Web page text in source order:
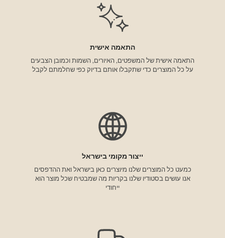
התאמה אישית
התאמה אישית של המשפטים, האיורים, השמות וכמובן הצבעים
על כל המוצרים כדי שתקבלו אותם בדיוק כפי שחלמתם לקבל
ייצור מקומי בישראל
כמעט כל המוצרים שלנו מיוצרים כאן בישראל ואת ההדפסים
אנו עושים בסטודיו שלנו בקריות מה שמבטיח שכל מוצר הוא
ייחודי